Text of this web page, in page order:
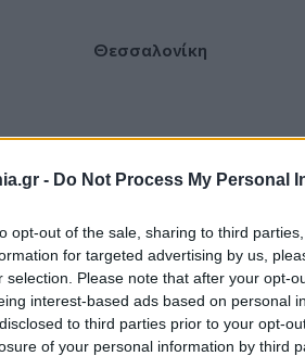
- Do Not Process My Personal
opt-out of the sale, sharing to third
for targeted advertising by us,
selection. Please note that after your opt-
interest-based ads based on personal
to third parties prior to your opt-
of your personal information by third
Θεσσαλονίκη